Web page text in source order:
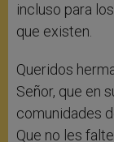
incluso para
que existen.
Queridos
Señor, que en
comunidades
Que no les